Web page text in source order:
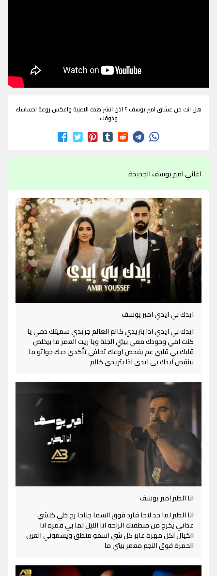
هل انت من عشاق امير يوسف ؟ اذن انشر هذه الاغنية واعكس روعة احساسك
وذوقك
اغاني امير يوسف الجديدة
ايدك بي ايدي امير يوسف
ايدك بي ايدي اذا بتريدي كالم العالم جريدي سميتك دمي يا
كنت امي وجودك معي بيتي الجنة ويا ريت العمر ما بيخلص
قلبك بي قلبي عم يفحص اوعك تخافي تأكدي حبك جواتو ما
بينقص ايدك بي ايدي اذا بتريدي كالم
انا الطير امير يوسف
انا الطير لما حد لاحا فارد فوق السما جناحا رح خلي كلشي
عداني يخرج من منطقتك الراحة انا الليل لما بي قمره انا
الخيال لكل مهرة عابر كل شي اسمو منطق ويسموني العين
الحمرة فوق النجم معمر بيتي ما